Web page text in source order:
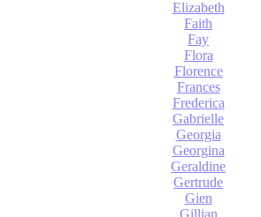
Elizabeth
Faith
Fay
Flora
Florence
Frances
Frederica
Gabrielle
Georgia
Georgina
Geraldine
Gertrude
Gien
Gillian